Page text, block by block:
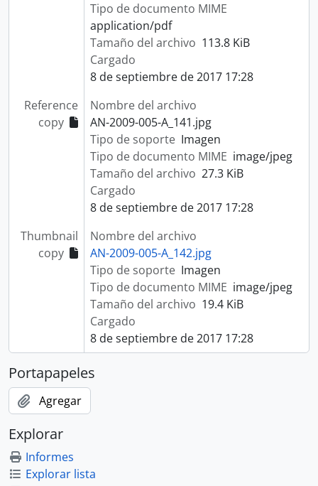
Tipo de documento MIME
application/pdf
Tamaño del archivo 113.8 KiB
Cargado
8 de septiembre de 2017 17:28
Reference
copy
Nombre del archivo
AN-2009-005-A_141.jpg
Tipo de soporte Imagen
Tipo de documento MIME image/jpeg
Tamaño del archivo 27.3 KiB
Cargado
8 de septiembre de 2017 17:28
Thumbnail
copy
Nombre del archivo
AN-2009-005-A_142.jpg
Tipo de soporte Imagen
Tipo de documento MIME image/jpeg
Tamaño del archivo 19.4 KiB
Cargado
8 de septiembre de 2017 17:28
Portapapeles
Agregar
Explorar
Informes
Explorar lista